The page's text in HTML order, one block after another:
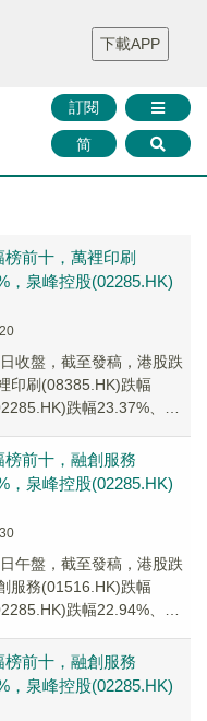
財華證券 媒體矩陣
智庫沙龍
聯絡我們
訂閱
简
下載APP
榜前十，萬裡印刷
，泉峰控股(02285.HK)
收盤，截至發稿，港股跌
印刷(08385.HK)跌幅
跌幅23.37%、融
榜前十，融創服務
，泉峰控股(02285.HK)
午盤，截至發稿，港股跌
服務(01516.HK)跌幅
跌幅22.94%、智
榜前十，融創服務
，泉峰控股(02285.HK)